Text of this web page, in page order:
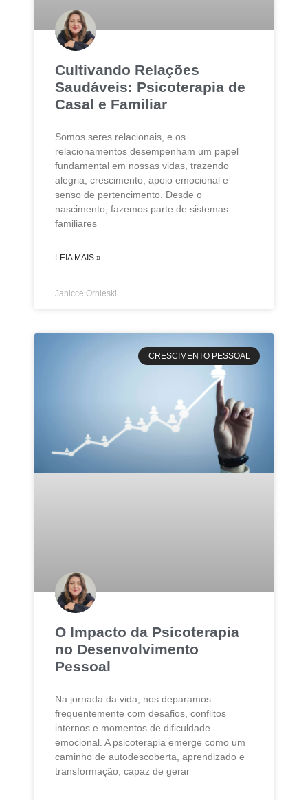
Cultivando Relações
Saudáveis: Psicoterapia de
Casal e Familiar
Somos seres relacionais, e os
relacionamentos desempenham um papel
fundamental em nossas vidas, trazendo
alegria, crescimento, apoio emocional e
senso de pertencimento. Desde o
nascimento, fazemos parte de sistemas
familiares
LEIA MAIS »
Janicce Ornieski
CRESCIMENTO PESSOAL
O Impacto da Psicoterapia
no Desenvolvimento
Pessoal
Na jornada da vida, nos deparamos
frequentemente com desafios, conflitos
internos e momentos de dificuldade
emocional. A psicoterapia emerge como um
caminho de autodescoberta, aprendizado e
transformação, capaz de gerar